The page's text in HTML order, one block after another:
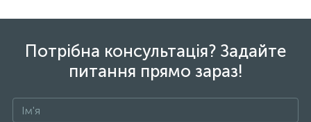
Потрібна консультація? Задайте
питання прямо зараз!